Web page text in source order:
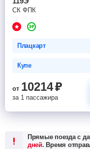
СК ФПК
Плацкарт
Купе
от 10214₽
за 1 пассажира
Прямые поезда с
дней. Время